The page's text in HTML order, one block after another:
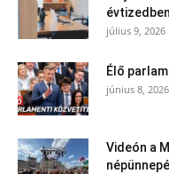
július 9, 2026
Élő
június 8, 2026
Videón a